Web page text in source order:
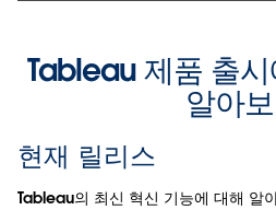
Tableau 제품 출
알아
현재 릴리스
Tableau의 최신 혁신 기능에 대해 알